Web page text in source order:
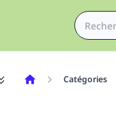
Catégories